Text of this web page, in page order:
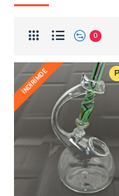
0
İNDİRİMDE